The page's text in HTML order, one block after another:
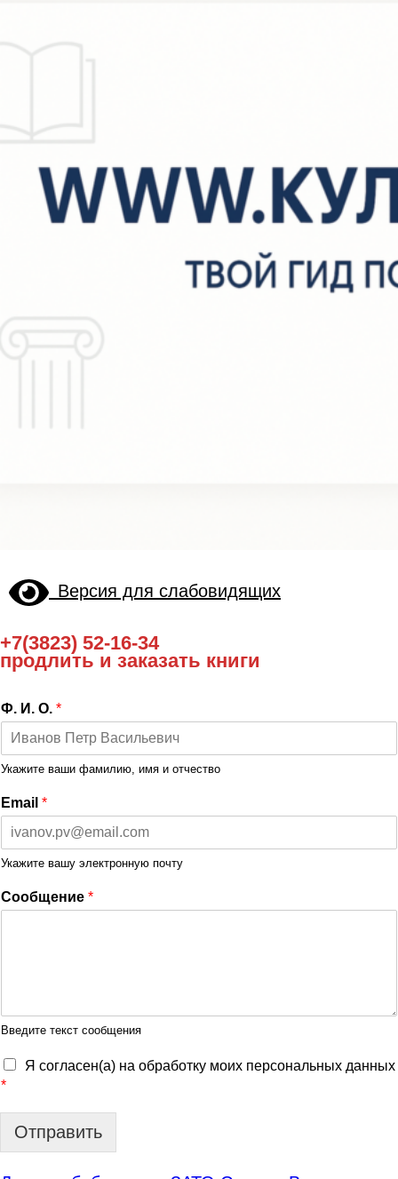
Версия для слабовидящих
+7(3823) 52-16-34
продлить и заказать книги
Ф. И. О. *
Укажите ваши фамилию, имя и отчество
Email *
Укажите вашу электронную почту
Сообщение *
Введите текст сообщения
Я согласен(а) на обработку моих персональных данных
*
Отправить